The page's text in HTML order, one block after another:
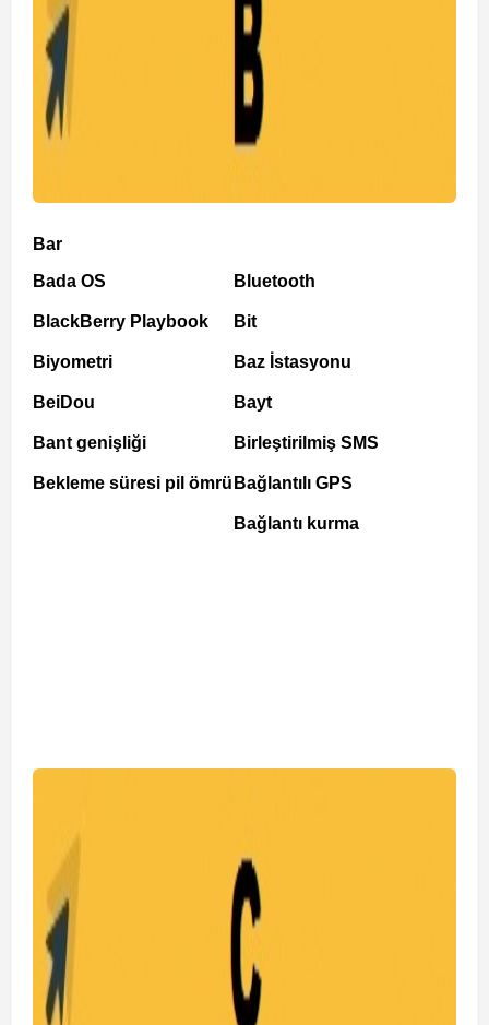
Bar
Bada OS
BlackBerry Playbook
Biyometri
BeiDou
Bant genişliği
Bekleme süresi pil ömrü
Bluetooth
Bit
Baz İstasyonu
Bayt
Birleştirilmiş SMS
Bağlantılı GPS
Bağlantı kurma